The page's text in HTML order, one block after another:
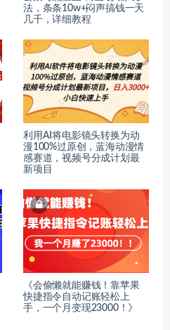
法，条条10w+闷声搞钱一天
几千，详细教程
利用AI将电影镜头转换为动
漫100%过原创，蓝海动漫情
感赛道，视频号分成计划最
新项目
《会偷懒就能赚钱！靠苹果
快捷指令自动记账轻松上
手，一个月变现23000！》